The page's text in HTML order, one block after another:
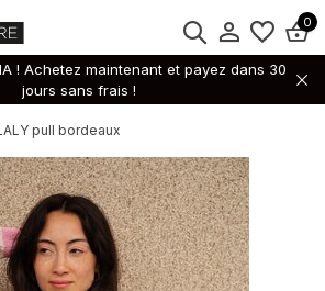
0
! Achetez maintenant et payez dans 30
jours sans frais !
pull bordeaux